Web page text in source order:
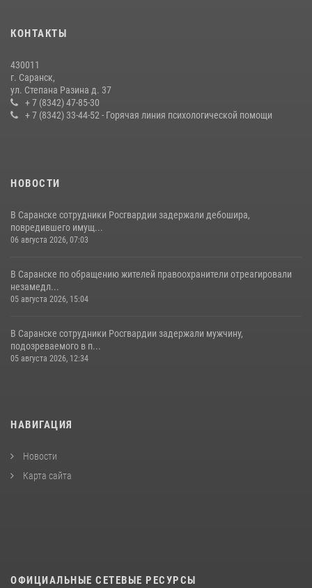
содействии сотрудников Росгвардии
Сотрудники Росгвардии обеспечили безопасность Всероссийского
конкурса профмастерства в Саранске
23 июля 2026, 11:54 4
КОНТАКТЫ
430011
г. Саранск,
ул. Степана Разина д. 37
+ 7 (8342) 47-85-30
+ 7 (8342) 33-44-52 - Горячая линия психологической помощи
НОВОСТИ
В Саранске сотрудники Росгвардии задержали дебошира,
повредившего имущ...
06 августа 2026, 07:03
В Саранске по обращению жителей правоохранители отреагировали
незамедл...
05 августа 2026, 15:04
В Саранске сотрудники Росгвардии задержали мужчину,
подозреваемого в п...
05 августа 2026, 12:34
НАВИГАЦИЯ
Новости
Карта сайта
ОФИЦИАЛЬНЫЕ СЕТЕВЫЕ РЕСУРСЫ